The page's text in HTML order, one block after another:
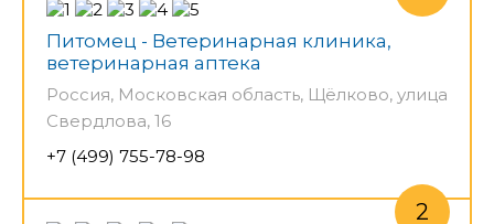
Питомец - Ветеринарная клиника,
ветеринарная аптека
Россия, Московская область, Щёлково, улица
Свердлова, 16
+7 (499) 755-78-98